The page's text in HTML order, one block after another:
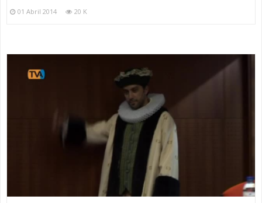
01 Abril 2014 20 K